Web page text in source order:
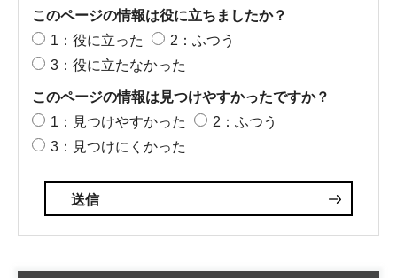
このページの情報は役に立ちましたか？
1：役に立った
2：ふつう
3：役に立たなかった
このページの情報は見つけやすかったですか？
1：見つけやすかった
2：ふつう
3：見つけにくかった